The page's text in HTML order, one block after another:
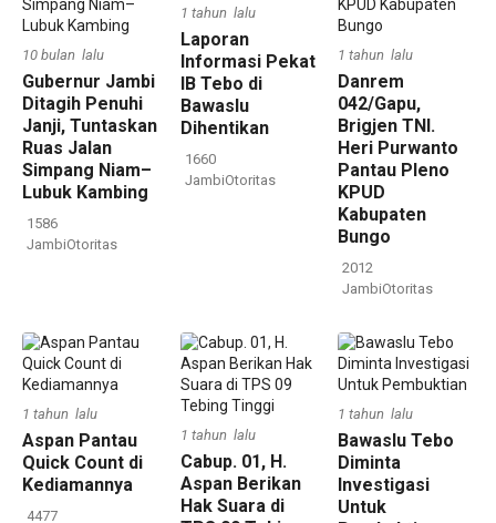
10 bulan lalu
Gubernur Jambi
Ditagih Penuhi
Janji, Tuntaskan
Ruas Jalan
Simpang Niam–
Lubuk Kambing
1586
JambiOtoritas
1 tahun lalu
Laporan
Informasi Pekat
IB Tebo di
Bawaslu
Dihentikan
1660
JambiOtoritas
1 tahun lalu
Danrem
042/Gapu,
Brigjen TNI.
Heri Purwanto
Pantau Pleno
KPUD
Kabupaten
Bungo
2012
JambiOtoritas
1 tahun lalu
Aspan Pantau
Quick Count di
Kediamannya
4477
1 tahun lalu
Cabup. 01, H.
Aspan Berikan
Hak Suara di
1 tahun lalu
Bawaslu Tebo
Diminta
Investigasi
Untuk